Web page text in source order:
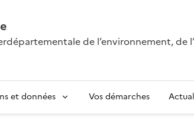
de l’environnement, de
et données Vos démarches